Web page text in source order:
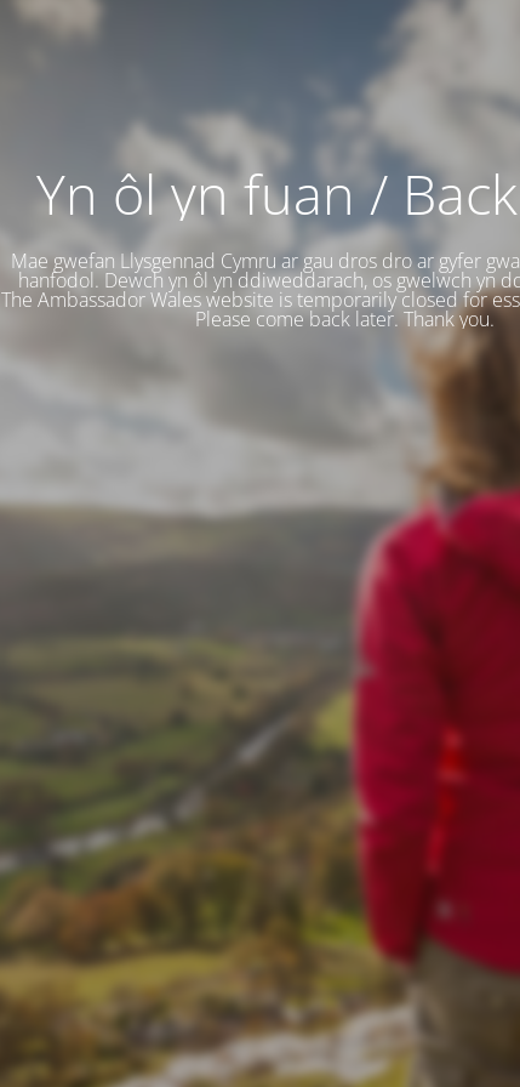
Yn ôl yn fuan /
Mae gwefan Llysgennad Cymru ar gau dros dro ar gyfer
hanfodol. Dewch yn ôl yn ddiweddarach, os gwelwch yn
The Ambassador Wales website is temporarily closed for
Please come back later. Thank you.